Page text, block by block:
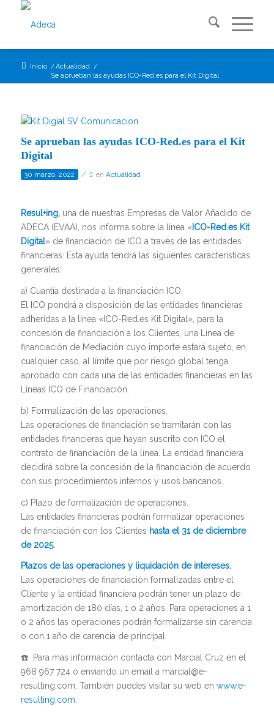
Inicio / Actualidad /
Se aprueban las ayudas ICO-Red.es para el Kit Digital
Se aprueban las ayudas ICO-Red.es para el Kit
Digital
30 marzo, 2022 / en Actualidad
Resul+ing, una de nuestras Empresas de Valor Añadido de
ADECA (EVAA), nos informa sobre la línea «ICO-Red.es Kit
Digital» de financiación de ICO a través de las entidades
financieras. Esta ayuda tendrá las siguientes características
generales:
a) Cuantía destinada a la financiación ICO.
El ICO pondrá a disposición de las entidades financieras
adheridas a la línea «ICO-Red.es Kit Digital», para la
concesión de financiación a los Clientes, una Línea de
financiación de Mediación cuyo importe estará sujeto, en
cualquier caso, al límite que por riesgo global tenga
aprobado con cada una de las entidades financieras en las
Líneas ICO de Financiación.
b) Formalización de las operaciones.
Las operaciones de financiación se tramitarán con las
entidades financieras que hayan suscrito con ICO el
contrato de financiación de la línea. La entidad financiera
decidirá sobre la concesión de la financiación de acuerdo
con sus procedimientos internos y usos bancarios.
c) Plazo de formalización de operaciones.
Las entidades financieras podrán formalizar operaciones
de financiación con los Clientes hasta el 31 de diciembre
de 2025.
Plazos de las operaciones y liquidación de intereses.
Las operaciones de financiación formalizadas entre el
Cliente y la entidad financiera podrán tener un plazo de
amortización de 180 días, 1 o 2 años. Para operaciones a 1
o 2 años las operaciones podrán formalizarse sin carencia
o con 1 año de carencia de principal
☎️ Para más información contacta con Marcial Cruz en el
968 967 724 o enviando un email a marcial@e-
resulting.com. También puedes visitar su web en www.e-
resulting.com.